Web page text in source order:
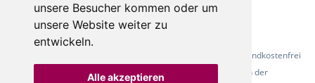
unsere Besucher kommen oder um
unsere Website weiter zu
entwickeln.
Alle akzeptieren
* Alle Preise inkl. gesetzl. Mehrwertsteuer - Alle Artikel versandkostenfrei
ab 500 Euro in Deutschland! Die Abbildungen dienen der